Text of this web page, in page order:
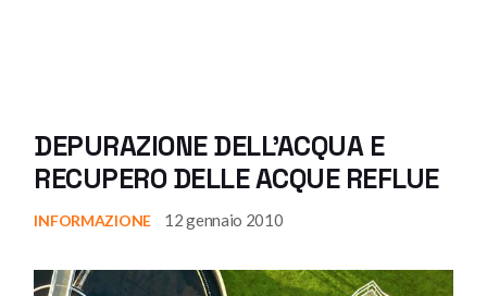
DEPURAZIONE DELL'ACQUA E
RECUPERO DELLE ACQUE REFLUE
INFORMAZIONE 12 gennaio 2010